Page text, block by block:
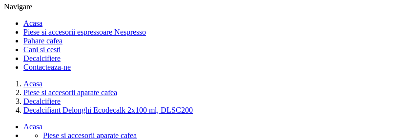
Navigare
Acasa
Piese si accesorii espressoare Nespresso
Pahare cafea
Cani si cesti
Decalcifiere
Contacteaza-ne
Acasa
Piese si accesorii aparate cafea
Decalcifiere
Decalcifiant Delonghi Ecodecalk 2x100 ml, DLSC200
Acasa
Piese si accesorii aparate cafea